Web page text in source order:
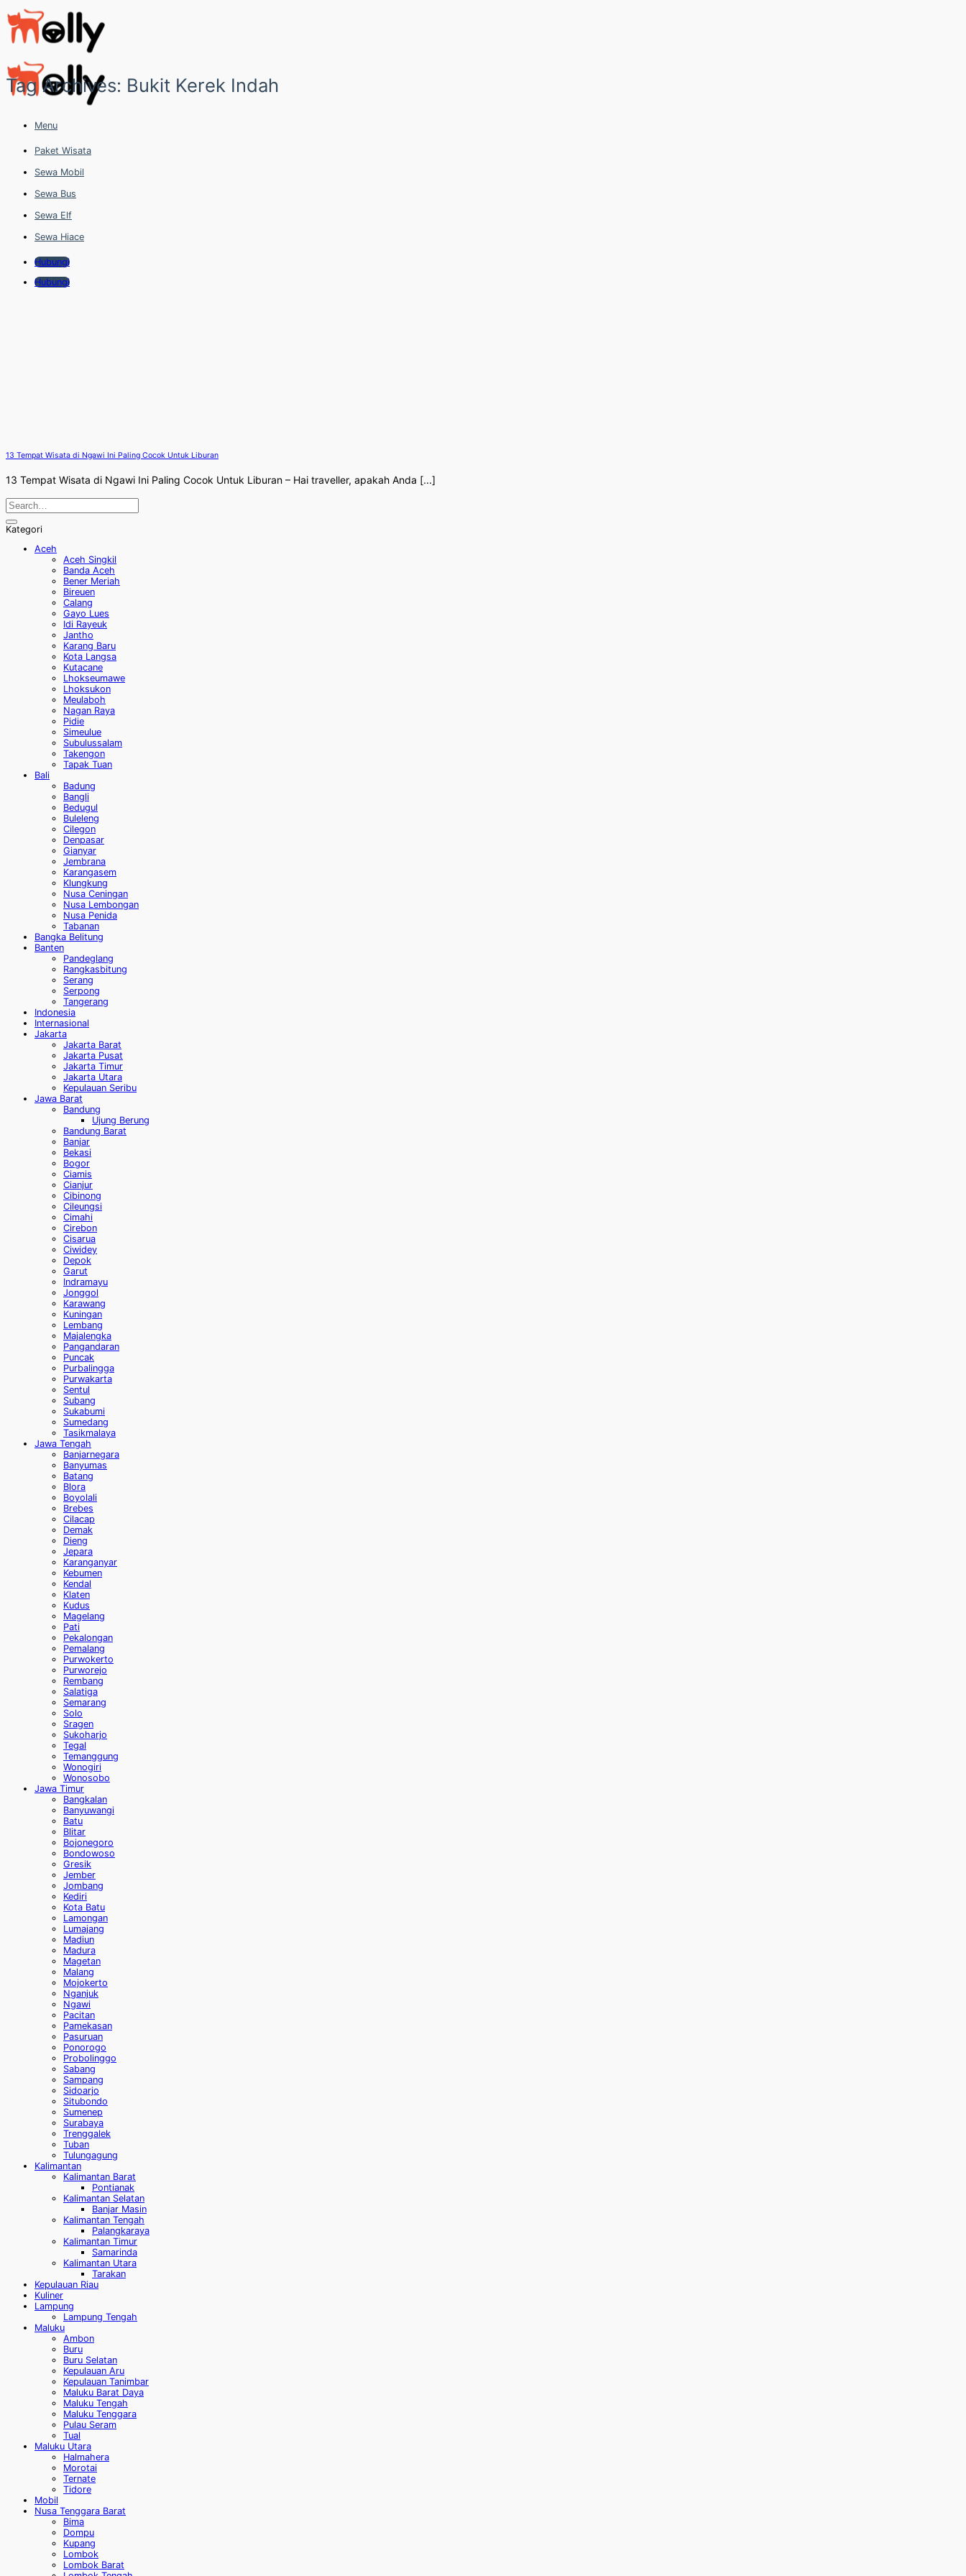
Skip
to
content
Menu
Paket Wisata
Sewa Mobil
Sewa Bus
Sewa Elf
Sewa Hiace
Hubungi
Hubungi
Tag Archives: Bukit Kerek Indah
13 Tempat Wisata di Ngawi Ini Paling Cocok Untuk Liburan
13 Tempat Wisata di Ngawi Ini Paling Cocok Untuk Liburan – Hai traveller, apakah Anda [...]
Kategori
Aceh
Aceh Singkil
Banda Aceh
Bener Meriah
Bireuen
Calang
Gayo Lues
Idi Rayeuk
Jantho
Karang Baru
Kota Langsa
Kutacane
Lhokseumawe
Lhoksukon
Meulaboh
Nagan Raya
Pidie
Simeulue
Subulussalam
Takengon
Tapak Tuan
Bali
Badung
Bangli
Bedugul
Buleleng
Cilegon
Denpasar
Gianyar
Jembrana
Karangasem
Klungkung
Nusa Ceningan
Nusa Lembongan
Nusa Penida
Tabanan
Bangka Belitung
Banten
Pandeglang
Rangkasbitung
Serang
Serpong
Tangerang
Indonesia
Internasional
Jakarta
Jakarta Barat
Jakarta Pusat
Jakarta Timur
Jakarta Utara
Kepulauan Seribu
Jawa Barat
Bandung
Ujung Berung
Bandung Barat
Banjar
Bekasi
Bogor
Ciamis
Cianjur
Cibinong
Cileungsi
Cimahi
Cirebon
Cisarua
Ciwidey
Depok
Garut
Indramayu
Jonggol
Karawang
Kuningan
Lembang
Majalengka
Pangandaran
Puncak
Purbalingga
Purwakarta
Sentul
Subang
Sukabumi
Sumedang
Tasikmalaya
Jawa Tengah
Banjarnegara
Banyumas
Batang
Blora
Boyolali
Brebes
Cilacap
Demak
Dieng
Jepara
Karanganyar
Kebumen
Kendal
Klaten
Kudus
Magelang
Pati
Pekalongan
Pemalang
Purwokerto
Purworejo
Rembang
Salatiga
Semarang
Solo
Sragen
Sukoharjo
Tegal
Temanggung
Wonogiri
Wonosobo
Jawa Timur
Bangkalan
Banyuwangi
Batu
Blitar
Bojonegoro
Bondowoso
Gresik
Jember
Jombang
Kediri
Kota Batu
Lamongan
Lumajang
Madiun
Madura
Magetan
Malang
Mojokerto
Nganjuk
Ngawi
Pacitan
Pamekasan
Pasuruan
Ponorogo
Probolinggo
Sabang
Sampang
Sidoarjo
Situbondo
Sumenep
Surabaya
Trenggalek
Tuban
Tulungagung
Kalimantan
Kalimantan Barat
Pontianak
Kalimantan Selatan
Banjar Masin
Kalimantan Tengah
Palangkaraya
Kalimantan Timur
Samarinda
Kalimantan Utara
Tarakan
Kepulauan Riau
Kuliner
Lampung
Lampung Tengah
Maluku
Ambon
Buru
Buru Selatan
Kepulauan Aru
Kepulauan Tanimbar
Maluku Barat Daya
Maluku Tengah
Maluku Tenggara
Pulau Seram
Tual
Maluku Utara
Halmahera
Morotai
Ternate
Tidore
Mobil
Nusa Tenggara Barat
Bima
Dompu
Kupang
Lombok
Lombok Barat